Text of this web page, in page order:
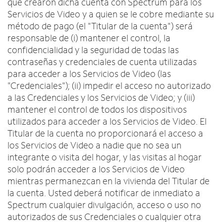
Servicios de Video y a quien se le cobre mediante su
método de pago (el "Titular de la cuenta") será
responsable de (i) mantener el control, la
confidencialidad y la seguridad de todas las
contraseñas y credenciales de cuenta utilizadas
para acceder a los Servicios de Video (las
"Credenciales"); (ii) impedir el acceso no autorizado
a las Credenciales y los Servicios de Video; y (iii)
mantener el control de todos los dispositivos
utilizados para acceder a los Servicios de Video. El
Titular de la cuenta no proporcionará el acceso a
los Servicios de Video a nadie que no sea un
integrante o visita del hogar, y las visitas al hogar
solo podrán acceder a los Servicios de Video
mientras permanezcan en la vivienda del Titular de
la cuenta. Usted deberá notificar de inmediato a
Spectrum cualquier divulgación, acceso o uso no
autorizados de sus Credenciales o cualquier otra